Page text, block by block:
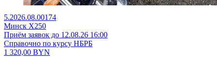
5.2026.08.00174
Минск X250
Приём заявок до 12.08.26 16:00
Справочно по курсу НБРБ
1 320,00 BYN